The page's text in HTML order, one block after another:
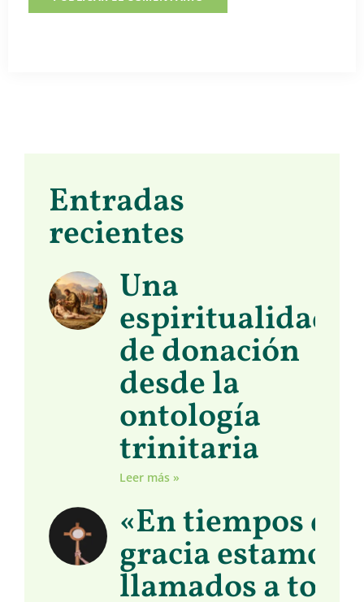
Entradas
recientes
Una
espiritualidad
de donación
desde la
ontología
trinitaria
Leer más »
«En tiempos de
gracia estamos
llamados a